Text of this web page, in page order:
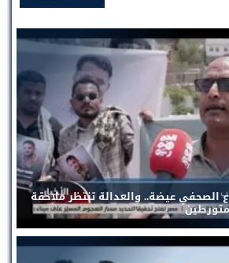
الصحفي عيضة.. والعدالة تنتظر ملاحقة